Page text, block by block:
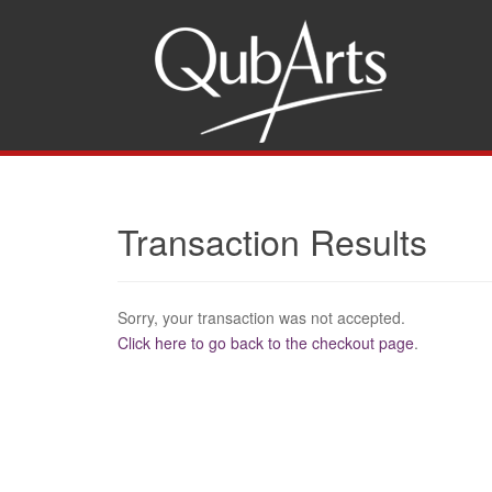
Transaction Results
Sorry, your transaction was not accepted.
Click here to go back to the checkout page.